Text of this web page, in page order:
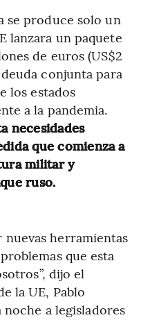
se produce solo un
lanzara un paquete
de euros (US$2
conjunta para
los estados
a la pandemia.
necesidades
que comienza a
militar y
ruso.
herramientas
que esta
dijo el
la UE, Pablo
a legisladores